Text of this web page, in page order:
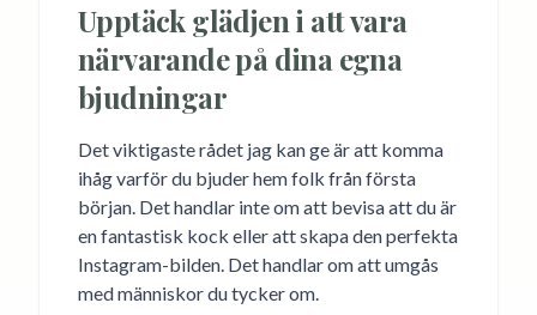
Upptäck glädjen i att vara
närvarande på dina egna
bjudningar
Det viktigaste rådet jag kan ge är att komma
ihåg varför du bjuder hem folk från första
början. Det handlar inte om att bevisa att du är
en fantastisk kock eller att skapa den perfekta
Instagram-bilden. Det handlar om att umgås
med människor du tycker om.